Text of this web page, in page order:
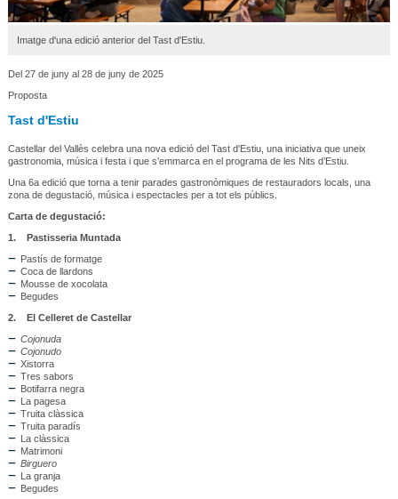
Imatge d'una edició anterior del Tast d'Estiu.
Del 27 de juny al 28 de juny de 2025
Proposta
Tast d'Estiu
Castellar del Vallès celebra una nova edició del Tast d'Estiu, una iniciativa que uneix
gastronomia, música i festa i que s’emmarca en el programa de les Nits d’Estiu.
Una 6a edició que torna a tenir parades gastronòmiques de restauradors locals, una
zona de degustació, música i espectacles per a tot els públics.
Carta de degustació:
1. Pastisseria Muntada
Pastís de formatge
Coca de llardons
Mousse de xocolata
Begudes
2. El Celleret de Castellar
Cojonuda
Cojonudo
Xistorra
Tres sabors
Botifarra negra
La pagesa
Truita clàssica
Truita paradís
La clàssica
Matrimoni
Birguero
La granja
Begudes